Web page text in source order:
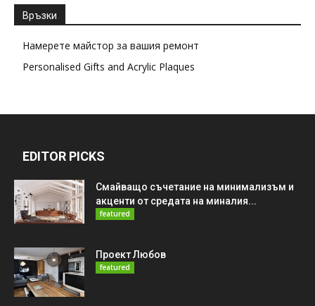
Връзки
Намерете майстор за вашия ремонт
Personalised Gifts and Acrylic Plaques
EDITOR PICKS
Смайващо съчетание на минимализъм и
акценти от средата на миналия...
featured
Проект Любов
featured